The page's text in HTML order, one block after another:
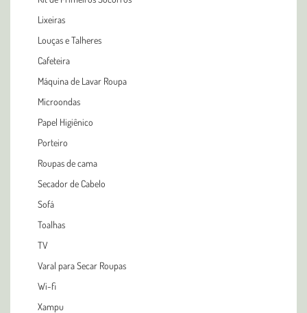
Lixeiras
Louças e Talheres
Cafeteira
Máquina de Lavar Roupa
Microondas
Papel Higiênico
Porteiro
Roupas de cama
Secador de Cabelo
Sofá
Toalhas
TV
Varal para Secar Roupas
Wi-fi
Xampu